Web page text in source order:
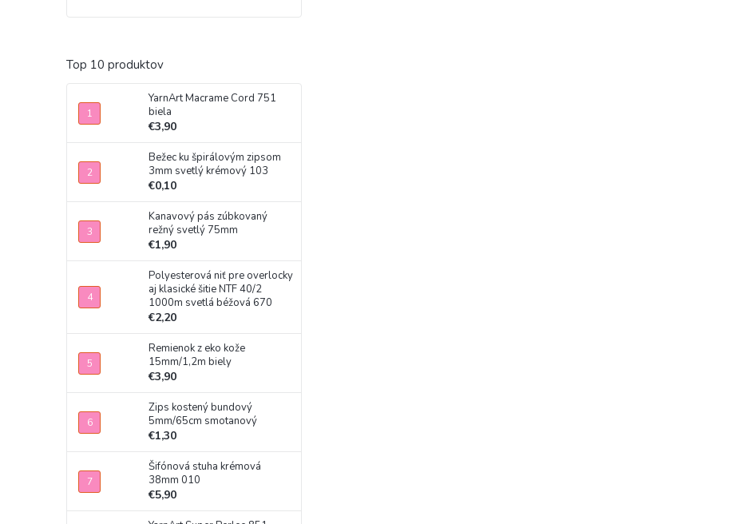
Top 10 produktov
YarnArt Macrame Cord 751
biela
€3,90
Bežec ku špirálovým zipsom
3mm svetlý krémový 103
€0,10
Kanavový pás zúbkovaný
režný svetlý 75mm
€1,90
Polyesterová niť pre overlocky
aj klasické šitie NTF 40/2
1000m svetlá béžová 670
€2,20
Remienok z eko kože
15mm/1,2m biely
€3,90
Zips kostený bundový
5mm/65cm smotanový
€1,30
Šifónová stuha krémová
38mm 010
€5,90